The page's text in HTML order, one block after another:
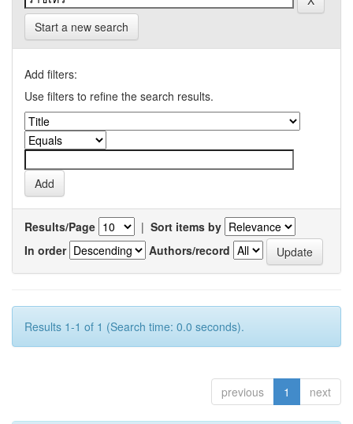
Start a new search
Add filters:
Use filters to refine the search results.
Results/Page | Sort items by
In order
Authors/record
Results 1-1 of 1 (Search time: 0.0 seconds).
previous 1 next